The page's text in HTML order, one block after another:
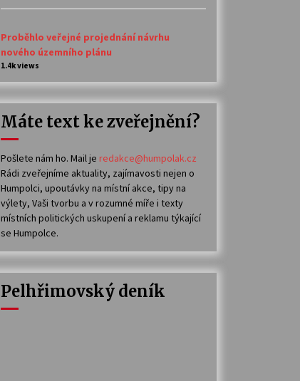
Proběhlo veřejné projednání návrhu
nového územního plánu
1.4k views
Máte text ke zveřejnění?
Pošlete nám ho. Mail je redakce@humpolak.cz
Rádi zveřejníme aktuality, zajímavosti nejen o
Humpolci, upoutávky na místní akce, tipy na
výlety, Vaši tvorbu a v rozumné míře i texty
místních politických uskupení a reklamu týkající
se Humpolce.
Pelhřimovský deník